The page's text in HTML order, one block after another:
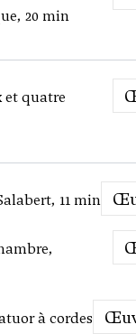
20 min
et quatre
11 min
à cordes